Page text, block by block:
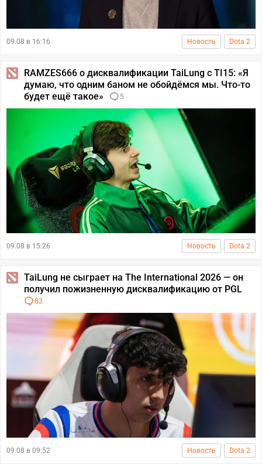
09.08 в 16:16 Новость Dota 2
RAMZES666 о дисквалификации TaiLung с TI15: «Я
думаю, что одним баном не обойдёмся мы. Что-то
будет ещё такое»
5
09.08 в 15:26 Новость Dota 2
TaiLung не сыграет на The International 2026 — он
получил пожизненную дисквалификацию от PGL
83
09.08 в 09:52 Новость Dota 2